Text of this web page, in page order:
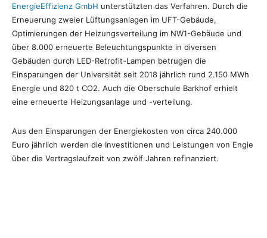
EnergieEffizienz GmbH unterstützten das Verfahren. Durch die
Erneuerung zweier Lüftungsanlagen im UFT-Gebäude,
Optimierungen der Heizungsverteilung im NW1-Gebäude und
über 8.000 erneuerte Beleuchtungspunkte in diversen
Gebäuden durch LED-Retrofit-Lampen betrugen die
Einsparungen der Universität seit 2018 jährlich rund 2.150 MWh
Energie und 820 t CO2. Auch die Oberschule Barkhof erhielt
eine erneuerte Heizungsanlage und -verteilung.
Aus den Einsparungen der Energiekosten von circa 240.000
Euro jährlich werden die Investitionen und Leistungen von Engie
über die Vertragslaufzeit von zwölf Jahren refinanziert.